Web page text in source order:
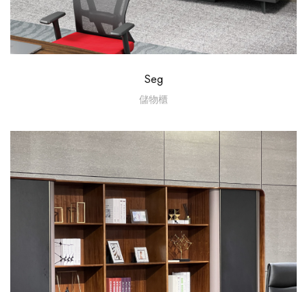
Seg
儲物櫃